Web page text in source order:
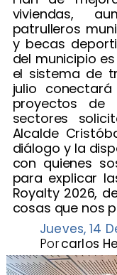
viviendas,
patrulleros
y becas
del municipio
el sistema de
julio
proyectos de
sectores
Alcalde
diálogo y la
con quienes
para explicar
Royalty 2026,
cosas que nos
Jueves, 14
carlos
Por